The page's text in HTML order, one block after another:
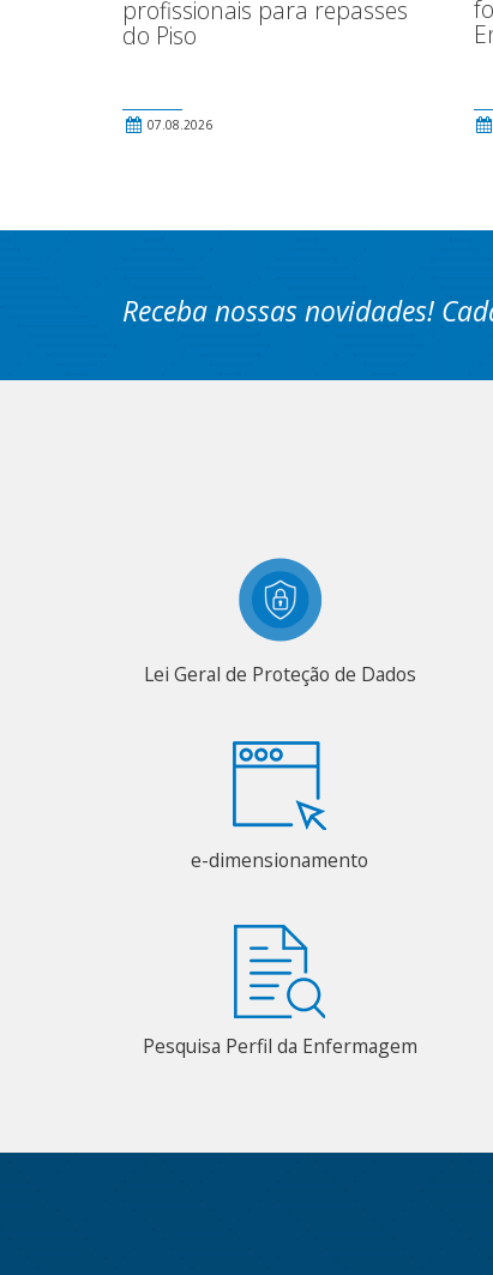
profissionais para repasses
do Piso
07.08.2026
Receba nossas novidades!
Lei Geral de Proteção de Dados
e-dimensionamento
Pesquisa Perfil da Enfermagem